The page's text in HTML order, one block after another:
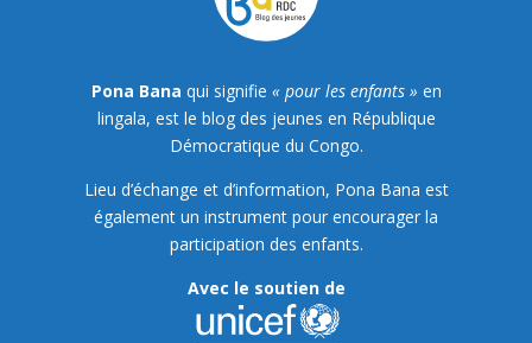
Pona Bana qui signifie « pour les enfants » en
lingala, est le blog des jeunes en République
Démocratique du Congo.
Lieu d’échange et d’information, Pona Bana est
également un instrument pour encourager la
participation des enfants.
Avec le soutien de